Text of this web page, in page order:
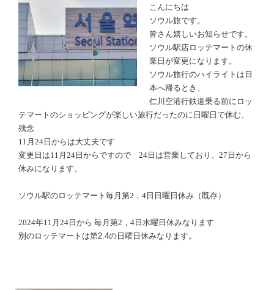
こんにちは
ソウル旅です。
皆さん嬉しいお知らせです。
ソウル駅店ロッテマートの休
業日が変更になります。
ソウル旅行のハイライトは日
本へ帰るとき、
仁川空港行鉄道乗る前にロッ
テマートのショッピングが楽しい旅行だったのに日曜日で休む、
残念
11 月 24 日からは大丈夫です
変更日は11 月 24 日からですので 24 日は営業しており。 27 日から
休みになります。
ソウル駅のロッテマート毎月第2 ， 4 日日曜日休み（既存）
2024年11 月 24 日から 毎月第2 ， 4 日水曜日休みなります
別のロッテマートは第2.4の日曜日休みなります。